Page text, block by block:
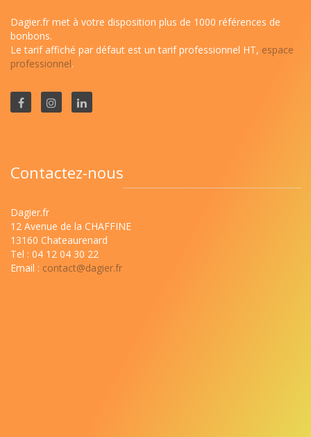
Dagier.fr met à votre disposition plus de 1000 références de
bonbons.
Le tarif affiché par défaut est un tarif professionnel HT, espace
professionnel.
Contactez-nous
Dagier.fr
12 Avenue de la CHAFFINE
13160 Chateaurenard
Tel : 04 12 04 30 22
Email : contact@dagier.fr